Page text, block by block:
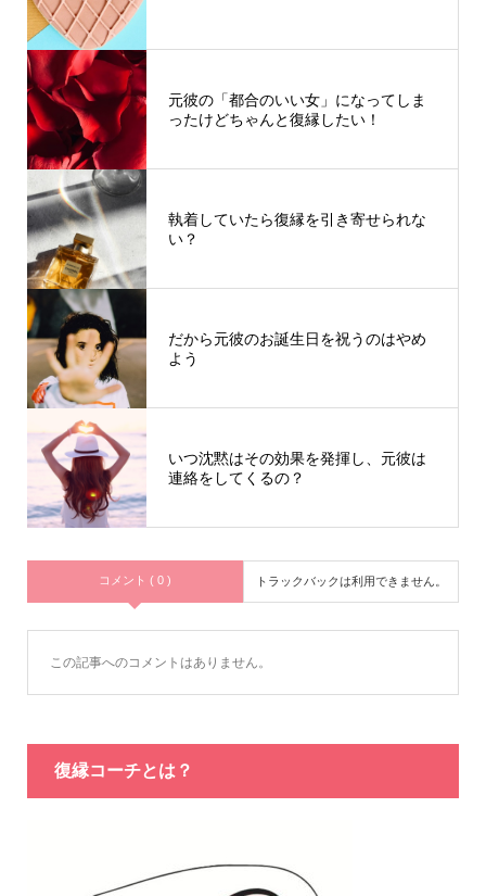
元彼の「都合のいい女」になってしま
ったけどちゃんと復縁したい！
執着していたら復縁を引き寄せられな
い？
だから元彼のお誕生日を祝うのはやめ
よう
いつ沈黙はその効果を発揮し、元彼は
連絡をしてくるの？
コメント ( 0 ) トラックバックは利用できません。
この記事へのコメントはありません。
復縁コーチとは？